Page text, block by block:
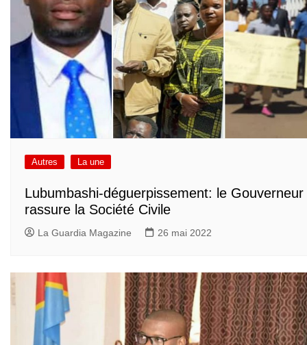
Autres La une
Lubumbashi-déguerpissement: le Gouverneur
rassure la Société Civile
La Guardia Magazine 26 mai 2022